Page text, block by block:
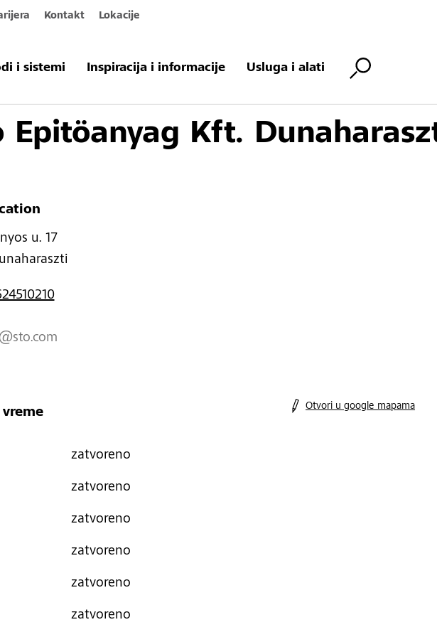
Kontakt Lokacije
i sistemi Inspiracija i informacije Usluga i alati
Epitöanyag Kft.
u. 17
vreme
zatvoreno
zatvoreno
zatvoreno
zatvoreno
zatvoreno
zatvoreno
Otvori u google mapama